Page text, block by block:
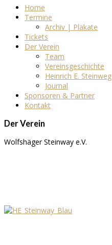
Home
Termine
Archiv | Plakate
Tickets
Der Verein
Team
Vereinsgeschichte
Heinrich E. Steinweg
Journal
Sponsoren & Partner
Kontakt
Der Verein
Wolfshäger Steinway e.V.